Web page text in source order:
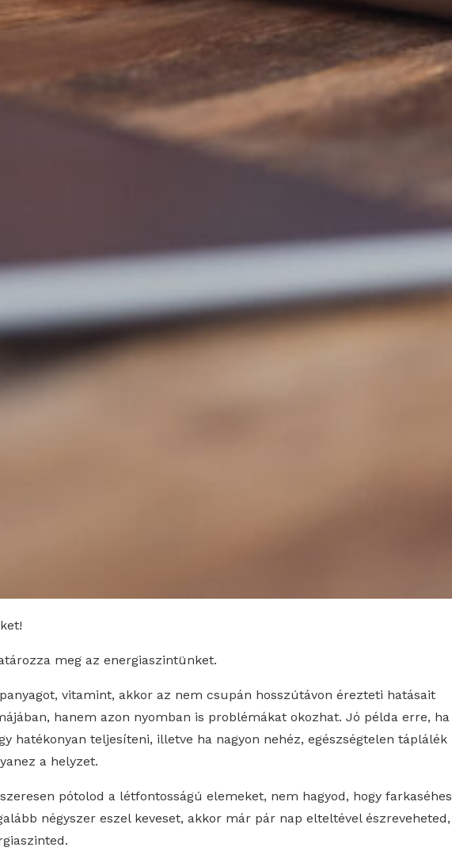
meg az energiaszintünket.
vitamint, akkor az nem csupán hosszútávon érezteti hatásait
hanem azon nyomban is problémákat okozhat. Jó példa erre, ha
hatékonyan teljesíteni, illetve ha nagyon nehéz, egészségtelen táplálék
a helyzet.
pótolod a létfontosságú elemeket, nem hagyod, hogy farkaséhes
négyszer eszel keveset, akkor már pár nap elteltével észreveheted,